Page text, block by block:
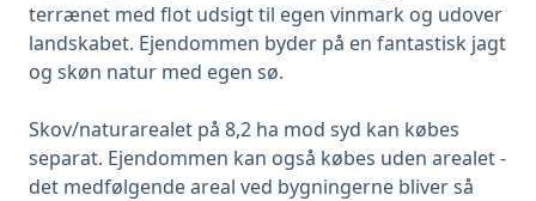
terrænet med flot udsigt til egen vinmark og udover
landskabet. Ejendommen byder på en fantastisk jagt
og skøn natur med egen sø.
Skov/naturarealet på 8,2 ha mod syd kan købes
separat. Ejendommen kan også købes uden arealet -
det medfølgende areal ved bygningerne bliver så